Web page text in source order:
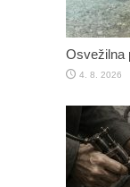
Osvežilna
4. 8. 2026